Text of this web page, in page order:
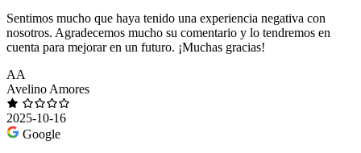
Sentimos mucho que haya tenido una experiencia negativa con
nosotros. Agradecemos mucho su comentario y lo tendremos en
cuenta para mejorar en un futuro. ¡Muchas gracias!
AA
Avelino Amores
2025-10-16
Google